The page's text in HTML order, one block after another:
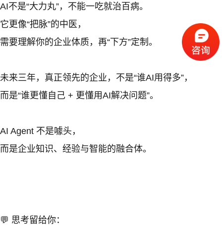
AI不是“大力丸”，不能一吃就治百病。
它更像“把脉”的中医，
需要理解你的企业体质，再“下方”定制。
未来三年，真正领先的企业，不是“谁AI用得多”，
而是“谁更懂自己 + 更懂用AI解决问题”。
AI Agent 不是噱头，
而是企业知识、经验与智能的融合体。
💬 思考留给你：